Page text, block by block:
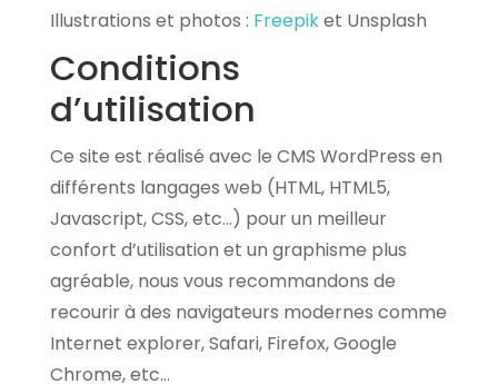
Illustrations et photos : Freepiket Unsplash
Conditions
d’utilisation
Ce site est réalisé avec le CMS WordPress en
différents langages web (HTML, HTML5,
Javascript, CSS, etc…) pour un meilleur
confort d’utilisation et un graphisme plus
agréable, nous vous recommandons de
recourir à des navigateurs modernes comme
Internet explorer, Safari, Firefox, Google
Chrome, etc…